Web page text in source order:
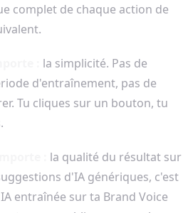
complet de chaque action de
la simplicité. Pas de
d'entraînement, pas de
Tu cliques sur un bouton, tu
la qualité du résultat sur
d'IA génériques, c'est
entraînée sur ta Brand Voice